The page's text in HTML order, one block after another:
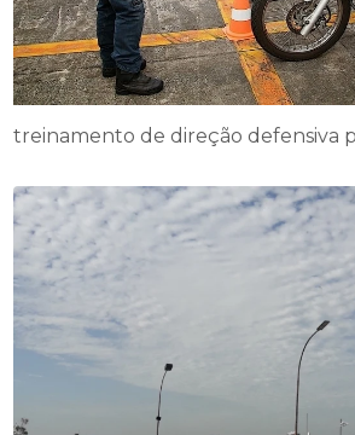
treinamento de direção defensiva